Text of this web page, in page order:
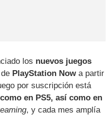
los nuevos juegos
PlayStation Nowa partir
por suscripción está
en PS5, así como en
, y cada mes amplía